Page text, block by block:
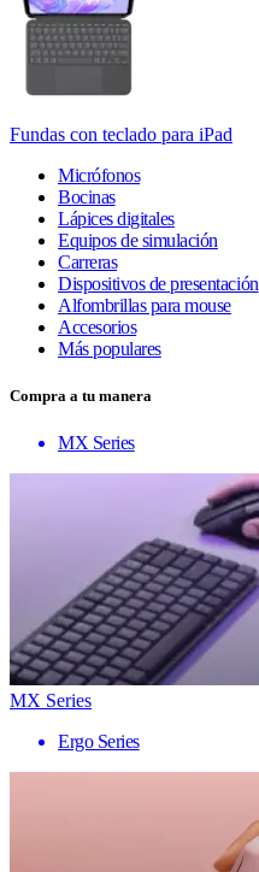
Fundas con teclado para iPad
Micrófonos
Bocinas
Lápices digitales
Equipos de simulación
Carreras
Dispositivos de presentación
Alfombrillas para mouse
Accesorios
Más populares
Compra a tu manera
MX Series
MX Series
Ergo Series